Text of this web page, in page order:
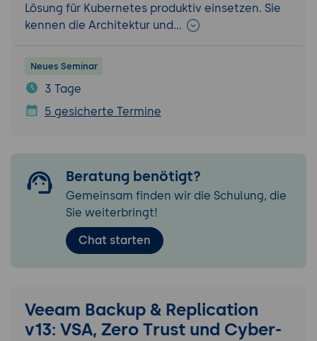
Lösung für Kubernetes produktiv einsetzen. Sie
kennen die Architektur und…
Neues Seminar
3 Tage
5 gesicherte Termine
Beratung benötigt?
Gemeinsam finden wir die Schulung, die
Sie weiterbringt!
Chat starten
Veeam Backup & Replication
v13: VSA, Zero Trust und Cyber-